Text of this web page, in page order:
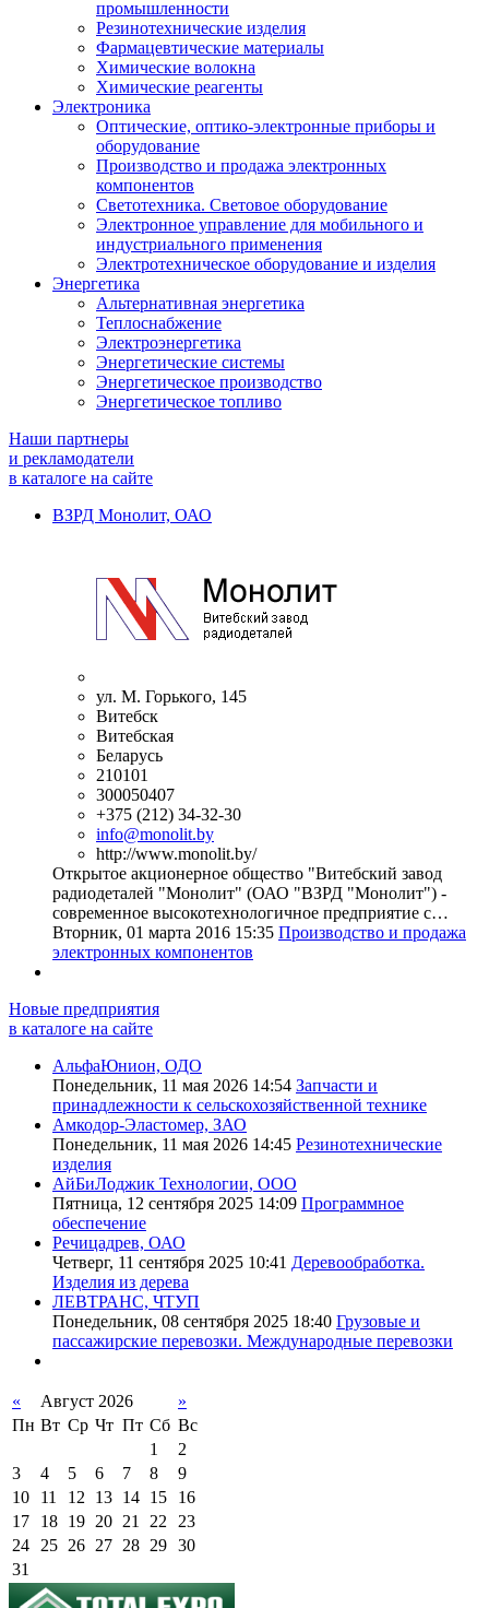
промышленности
Резинотехнические изделия
Фармацевтические материалы
Химические волокна
Химические реагенты
Электроника
Оптические, оптико-электронные приборы и
оборудование
Производство и продажа электронных
компонентов
Светотехника. Световое оборудование
Электронное управление для мобильного и
индустриального применения
Электротехническое оборудование и изделия
Энергетика
Альтернативная энергетика
Теплоснабжение
Электроэнергетика
Энергетические системы
Энергетическое производство
Энергетическое топливо
Наши партнеры
и рекламодатели
в каталоге на сайте
ВЗРД Монолит, ОАО
ул. М. Горького, 145
Витебск
Витебская
Беларусь
210101
300050407
+375 (212) 34-32-30
info@monolit.by
http://www.monolit.by/
Открытое акционерное общество "Витебский завод
радиодеталей "Монолит" (ОАО "ВЗРД "Монолит") -
современное высокотехнологичное предприятие с…
Вторник, 01 марта 2016 15:35 Производство и продажа
электронных компонентов
Новые предприятия
в каталоге на сайте
АльфаЮнион, ОДО
Понедельник, 11 мая 2026 14:54 Запчасти и
принадлежности к сельскохозяйственной технике
Амкодор-Эластомер, ЗАО
Понедельник, 11 мая 2026 14:45 Резинотехнические
изделия
АйБиЛоджик Технологии, ООО
Пятница, 12 сентября 2025 14:09 Программное
обеспечение
Речицадрев, ОАО
Четверг, 11 сентября 2025 10:41 Деревообработка.
Изделия из дерева
ЛЕВТРАНС, ЧТУП
Понедельник, 08 сентября 2025 18:40 Грузовые и
пассажирские перевозки. Международные перевозки
« Август 2026
»
Пн Вт Ср Чт Пт Сб Вс
1
2
3
4 5 6 7 8
9
10
11 12 13 14 15
16
17
18 19 20 21 22
23
24
25 26 27 28 29 30
31